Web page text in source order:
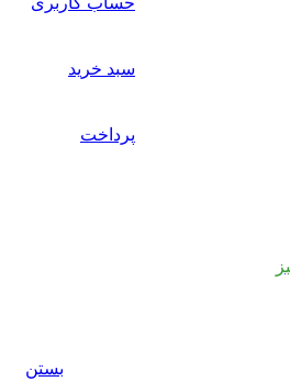
سبد خرید
پرداخت
بستن